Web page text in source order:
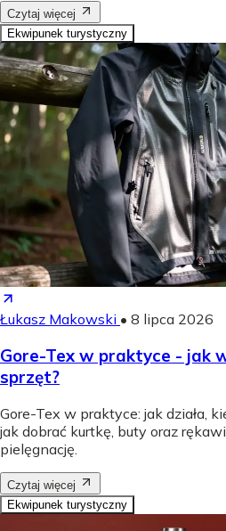
Czytaj więcej
Ekwipunek turystyczny
Łukasz Makowski • 8 lipca 2026
Gore-Tex w praktyce - jak
sprzęt?
Gore-Tex w praktyce: jak działa,
jak dobrać kurtkę, buty oraz
pielęgnację.
Czytaj więcej
Ekwipunek turystyczny